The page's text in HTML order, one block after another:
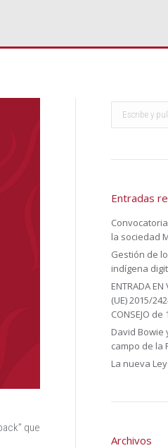
que
Buscar:
Entradas
la sociedad
Gestión de
indígena
ENTRADA EN
(UE) 2015/
CONSEJO
David Bowie
campo de la
La nueva
Archivos